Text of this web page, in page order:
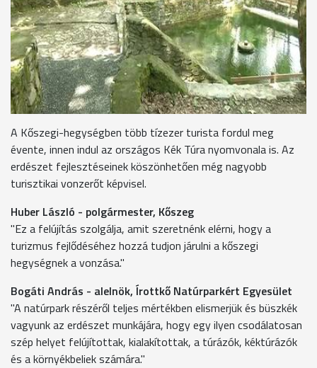
Ágh Péter - országgyűlési képviselő
"Az országépítésből nem maradhat ki a turizmus világa sem.
Nem maradhat ki a természetjárás világa sem. Ha elfogadjuk
ezt a gondolatmenetet, akkor láthatjuk azt, hogy a ma
átadott fejlesztések révén a mi szűkebb hazánk, Vas megye
épült és gyarapodott."
A Kőszegi-hegységben több tízezer turista fordul meg
évente, innen indul az országos Kék Túra nyomvonala is. Az
erdészet fejlesztéseinek köszönhetően még nagyobb
turisztikai vonzerőt képvisel.
Huber László - polgármester, Kőszeg
"Ez a felújítás szolgálja, amit szeretnénk elérni, hogy a
turizmus fejlődéséhez hozzá tudjon járulni a kőszegi
hegységnek a vonzása."
Bogáti András - alelnök, Írottkő Natúrparkért Egyesület
"A natúrpark részéről teljes mértékben elismerjük és büszkék
vagyunk az erdészet munkájára, hogy egy ilyen csodálatosan
szép helyet felújítottak, kialakítottak, a túrázók, kéktúrázók
és a környékbeliek számára."